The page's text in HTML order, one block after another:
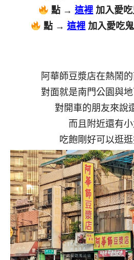
點 →這裡 加入愛
點 → 這裡 加入愛吃
阿華師豆漿店在熱鬧
對面就是南門公園與
對開車的朋友來說
而且附近還有
吃飽剛好可以逛